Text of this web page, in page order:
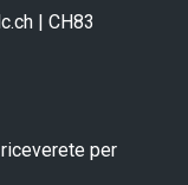
| CH83
per